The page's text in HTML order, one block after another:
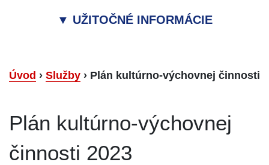
▼ UŽITOČNÉ INFORMÁCIE
Úvod › Služby › Plán kultúrno-výchovnej činnosti
Plán kultúrno-výchovnej
činnosti 2023